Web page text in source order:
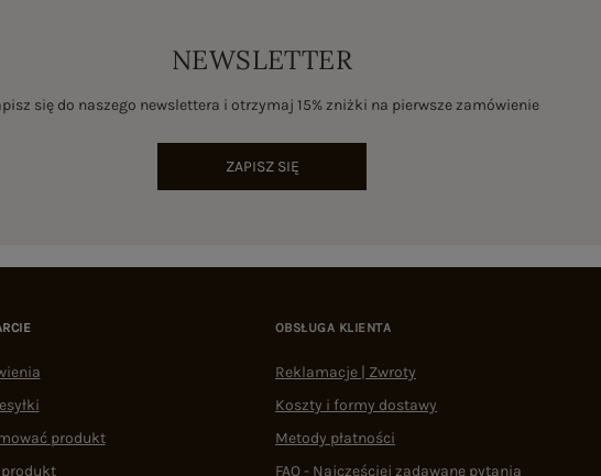
NEWSLETTER
się do naszego newslettera i otrzymaj 15% zniżki na pierwsze zamówienie
ZAPISZ SIĘ
produkt
OBSŁUGA KLIENTA
Reklamacje | Zwroty
Koszty i formy dostawy
Metody płatności
FAQ - Najczęściej zadawane pytania